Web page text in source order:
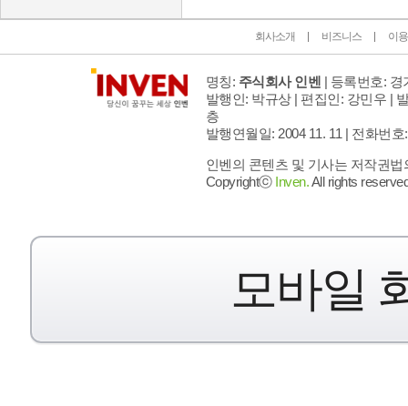
회사소개 비즈니스 이
명칭: 주식회사 인벤 | 등록번호: 경
발행인: 박규상 | 편집인: 강민우 |
층
발행연월일: 2004 11. 11 | 전화번호
인벤의 콘텐츠 및 기사는 저작권
Copyrightⓒ Inven.All rights
모바일